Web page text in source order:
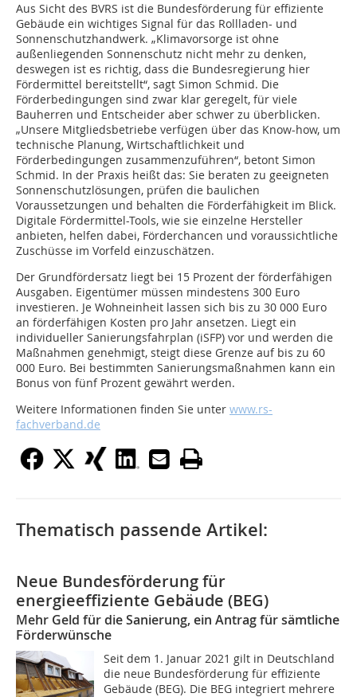
Aus Sicht des BVRS ist die Bundesförderung für effiziente
Gebäude ein wichtiges Signal für das Rollladen- und
Sonnenschutzhandwerk. „Klimavorsorge ist ohne
außenliegenden Sonnenschutz nicht mehr zu denken,
deswegen ist es richtig, dass die Bundesregierung hier
Fördermittel bereitstellt“, sagt Simon Schmid. Die
Förderbedingungen sind zwar klar geregelt, für viele
Bauherren und Entscheider aber schwer zu überblicken.
„Unsere Mitgliedsbetriebe verfügen über das Know-how, um
technische Planung, Wirtschaftlichkeit und
Förderbedingungen zusammenzuführen“, betont Simon
Schmid. In der Praxis heißt das: Sie beraten zu geeigneten
Sonnenschutzlösungen, prüfen die baulichen
Voraussetzungen und behalten die Förderfähigkeit im Blick.
Digitale Fördermittel-Tools, wie sie einzelne Hersteller
anbieten, helfen dabei, Förderchancen und voraussichtliche
Zuschüsse im Vorfeld einzuschätzen.
Der Grundfördersatz liegt bei 15 Prozent der förderfähigen
Ausgaben. Eigentümer müssen mindestens 300 Euro
investieren. Je Wohneinheit lassen sich bis zu 30 000 Euro
an förderfähigen Kosten pro Jahr ansetzen. Liegt ein
individueller Sanierungsfahrplan (iSFP) vor und werden die
Maßnahmen genehmigt, steigt diese Grenze auf bis zu 60
000 Euro. Bei bestimmten Sanierungsmaßnahmen kann ein
Bonus von fünf Prozent gewährt werden.
Weitere Informationen finden Sie unter www.rs-
fachverband.de
Thematisch passende Artikel:
Neue Bundesförderung für
energieeffiziente Gebäude (BEG)
Mehr Geld für die Sanierung, ein Antrag für sämtliche
Förderwünsche
Seit dem 1. Januar 2021 gilt in Deutschland
die neue Bundesförderung für effiziente
Gebäude (BEG). Die BEG integriert mehrere